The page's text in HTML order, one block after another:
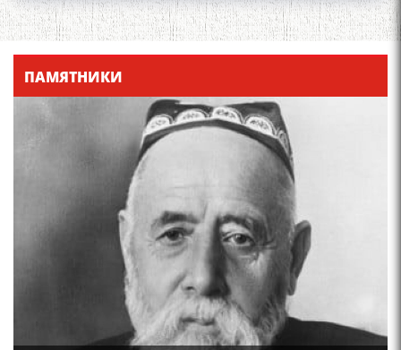
Что знают в Ташкенте о
Мирзо Турсунзаде, чьим
метро?
Осорхонаи Мирзо
Турсунзода Каратог
ПАМЯТНИКИ